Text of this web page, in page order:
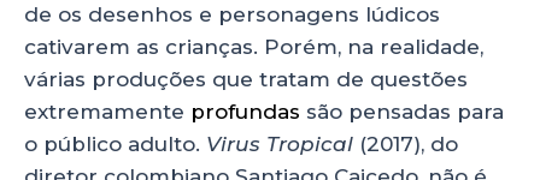
de os desenhos e personagens lúdicos
cativarem as crianças. Porém, na realidade,
várias produções que tratam de questões
extremamente profundas são pensadas para
o público adulto. Virus Tropical (2017), do